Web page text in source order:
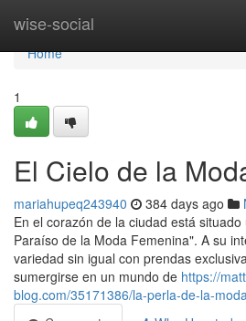
wise-social
Home
Home
1
El Cielo de la
mariahupeq243940 384 days ago
En el corazón de la ciudad está
Paraíso de la Moda Femenina". A su
variedad sin igual con prendas
sumergirse en un mundo de https://
blog.com/35171386/la-perla-de-la-